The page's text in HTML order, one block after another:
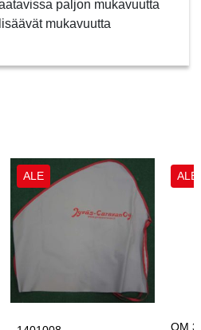
paljon mukavuutta
mukavuutta
ALE ALE
OM